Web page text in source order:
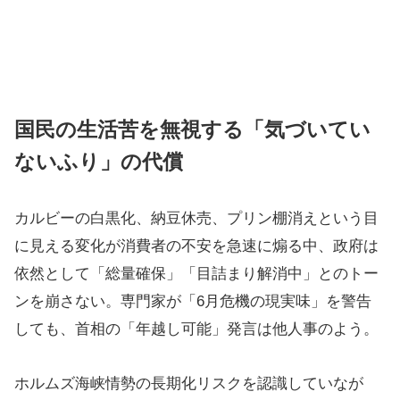
国民の生活苦を無視する「気づいてい
ないふり」の代償
カルビーの白黒化、納豆休売、プリン棚消えという目
に見える変化が消費者の不安を急速に煽る中、政府は
依然として「総量確保」「目詰まり解消中」とのトー
ンを崩さない。専門家が「6月危機の現実味」を警告
しても、首相の「年越し可能」発言は他人事のよう。
ホルムズ海峡情勢の長期化リスクを認識していなが